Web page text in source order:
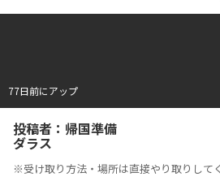
77日前にアップ
投稿者：帰国準備
ダラス
※受け取り方法・場所は直接やり取りして